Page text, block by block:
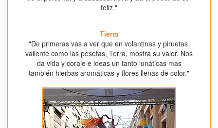
feliz."
Tierra
"De primeras vas a ver que en volantinas y piruetas,
valiente como las pesetas, Terra, mostra su valor. Nos
da vida y coraje e ideas un tanto lunáticas mas
también hierbas aromáticas y flores llenas de color."